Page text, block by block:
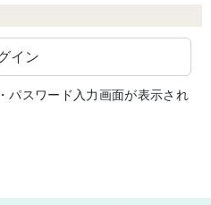
イン
パスワード入力画面が表示され